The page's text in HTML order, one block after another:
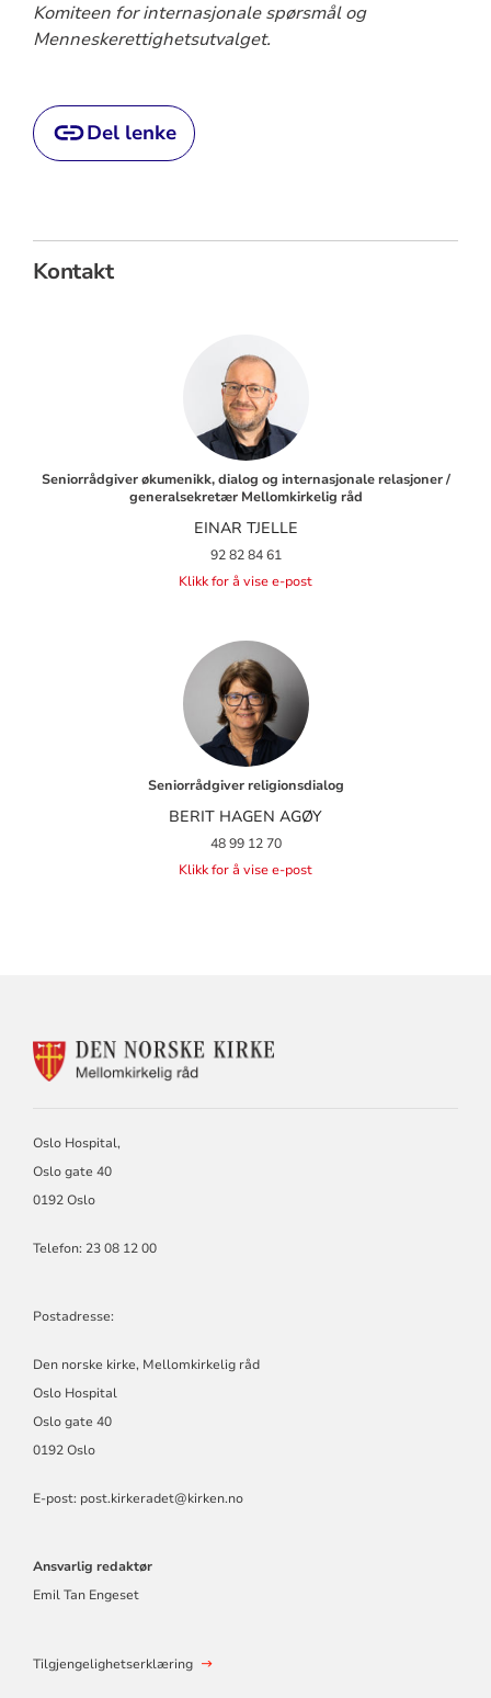
Komiteen for internasjonale spørsmål og
Menneskerettighetsutvalget.
Del lenke
Kontakt
Seniorrådgiver økumenikk, dialog og internasjonale relasjoner /
generalsekretær Mellomkirkelig råd
EINAR TJELLE
92 82 84 61
Klikk for å vise e-post
Seniorrådgiver religionsdialog
BERIT HAGEN AGØY
48 99 12 70
Klikk for å vise e-post
KONTAKTINFORMASJON
Oslo Hospital,
Oslo gate 40
0192 Oslo
Telefon: 23 08 12 00
Postadresse:
Den norske kirke, Mellomkirkelig råd
Oslo Hospital
Oslo gate 40
0192 Oslo
E-post: post.kirkeradet@kirken.no
Ansvarlig redaktør
Emil Tan Engeset
Tilgjengelighetserklæring